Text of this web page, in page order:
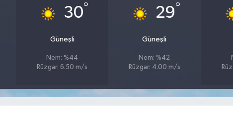
30°
Güneşli
Nem: %44
Rüzgar: 6.50 m/s
29°
Güneşli
Nem: %42
Rüzgar: 4.00 m/s